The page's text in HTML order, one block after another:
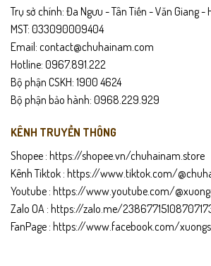
chuẩn phong cách nam giới hiện đại.
Trụ sở chính: Đa Ngưu - Tân Tiến - Văn Giang -
MST: 033090009404
Email: contact@chuhainam.com
Hotline: 0967.891.222
Bộ phận CSKH: 1900 4624
Bộ phận bảo hành: 0968.229.929
KÊNH TRUYỀN THÔNG
Shopee : https://shopee.vn/chuhainam.store
Kênh Tiktok : https://www.tiktok.com/
Youtube : https://www.youtube.com/
Zalo OA : https://zalo.me/
FanPage : https://www.facebook.com/